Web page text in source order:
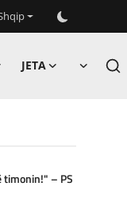
JETA
timonin!" – PS